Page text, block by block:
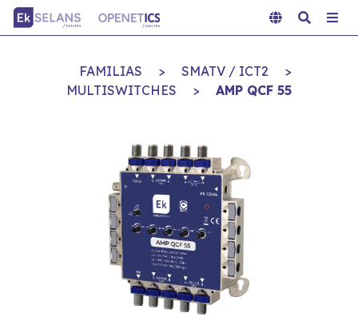
FAMILIAS > SMATV / ICT2
>
MULTISWITCHES
> AMP QCF 55